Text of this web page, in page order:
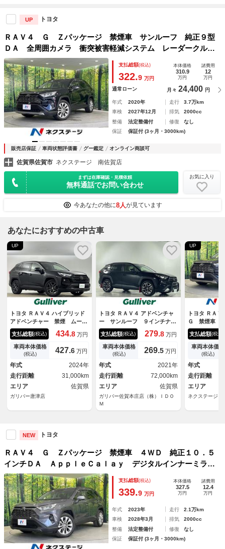
UP トヨタ
ＲＡＶ４ Ｇ Ｚパッケージ 禁煙車 サンルーフ 純正９型
ＤＡ 全周囲カメラ 衝突被害軽減システム レーダークルー
ズ ＢＳＭ 電動リアゲート レザー調シート メモリー機能
付きパワーシート ドラレコ コーナーセンサー デジタルミ
ラー
支払総額(税込)
322.9 万円
本体価格
310.9
万円
諸費用
12
万円
通常ローン 月々 24,400 円
年式 2020年 走行
3.7万km
車検
2027年12月 排気
2000cc
整備
法定整備付 修復
なし
保証
保証付 (3ヶ月・3000km)
販売店保証 車両状態評価書 グー鑑定 オンライン商談可
佐賀県佐賀市 ネクステージ 南佐賀店
まずは在庫確認・見積依頼
無料通話でお問い合わせ
お気に入り
今あなたの他に8人が見ています
あなたにおすすめの中古車
UP
トヨタ ＲＡＶ４ ハイブリッド
アドベンチャー 禁煙 ムーン
ルーフ ＥＴＣ２．０ パワー
バックドア 純正１０．５イ
ンチナビ Ｂｌｕｅｔｏｏｔ
ｈ Ｔｏｙｏｔａ Ｓａｆｅｔ
ｙ Ｓｅｎｓｅ パワーシー
ト ルーフレール シートヒー
ター ベンチレーション
支払総額(税込) 434.8 万円
車両本体価格
(税込) 427.6 万円
年式
2024年
走行距離
31,000km
エリア
佐賀県
ガリバー唐津店
トヨタ ＲＡＶ４ アドベンチャ
ー サンルーフ ９インチナビ
コネクト付ディスプレイオーデ
ィオ Ｂｌｕｅｔｏｏｔｈ ビ
ルトインＥＴＣ 純正１９イン
チアルミホイール レーダーク
ルーズコントロール ブライン
ドスポットモニター コーナー
センサー
支払総額(税込) 279.8 万円
車両本体価格
(税込) 269.5 万円
年式
2021年
走行距離
72,000km
エリア
佐賀県
ガリバー佐賀本庄店（株）ＩＤＯ
Ｍ
UP
トヨタ ＲＡ
Ｇ 禁煙車
全周囲カメラ
ステム レー
動リアゲー
コン メモリ
シート コー
ルセグＴＶ
ＴＣ
支払総額(税込)
車両本体価格
(税込)
年式
走行距離
エリア
ネクステージ
NEW トヨタ
ＲＡＶ４ Ｇ Ｚパッケージ 禁煙車 ４ＷＤ 純正１０．５
インチＤＡ ＡｐｐｌｅＣａｌａｙ デジタルインナーミラ
ー セーフティセンス レーダークルーズコントロール パワ
ーバックドア ブラインドスポットモニター スマートエント
リー
支払総額(税込)
339.9 万円
本体価格
327.5
万円
諸費用
12.4
万円
年式 2023年 走行
2.1万km
車検
2028年3月 排気
2000cc
整備
法定整備付 修復
なし
保証
保証付 (3ヶ月・3000km)